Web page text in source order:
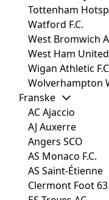
Tottenham
Watford F.C.
West Bromwich
West Ham United
Wigan Athletic
Wolverhampton
Franske
AC Ajaccio
AJ Auxerre
Angers SCO
AS Monaco F.C.
AS Saint-Étienne
Clermont Foot 63